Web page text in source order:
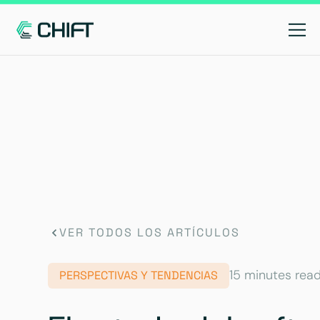
VER TODOS LOS ARTÍCULOS
PERSPECTIVAS Y TENDENCIAS 15 minutes